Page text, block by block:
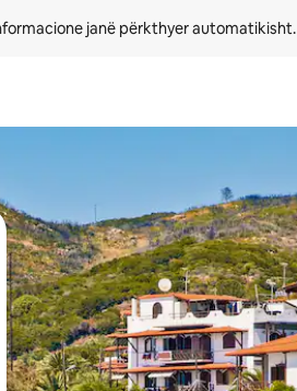
janë përkthyer automatikisht.